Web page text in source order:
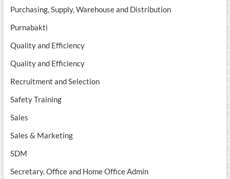
Purchasing, Supply, Warehouse and Distribution
Purnabakti
Quality and Efficiency
Quality and Efficiency
Recruitment and Selection
Safety Training
Sales
Sales & Marketing
SDM
Secretary, Office and Home Office Admin